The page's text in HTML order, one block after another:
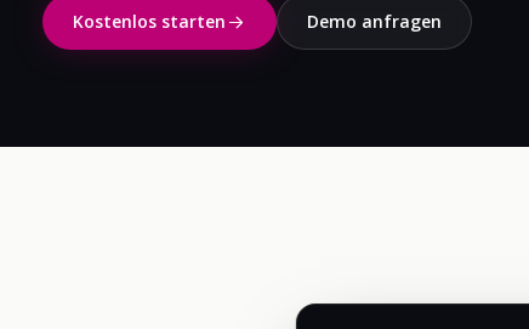
Kostenlos starten Demo anfragen